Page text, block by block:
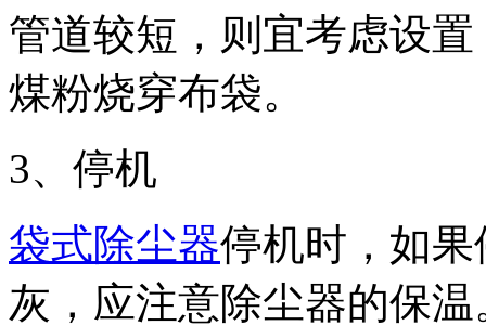
管道较短，则宜考虑设
煤粉烧穿布袋。
3、停机
袋式除尘器停机时，如
灰，应注意除尘器的保